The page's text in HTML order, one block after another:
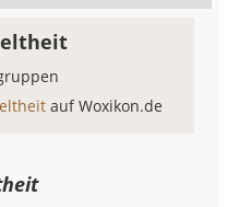
auf Woxikon.de